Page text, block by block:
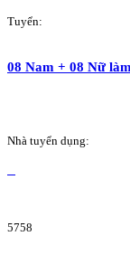
Tuyển:
08 Nam + 08 Nữ
Nhà tuyển dụng:
5758